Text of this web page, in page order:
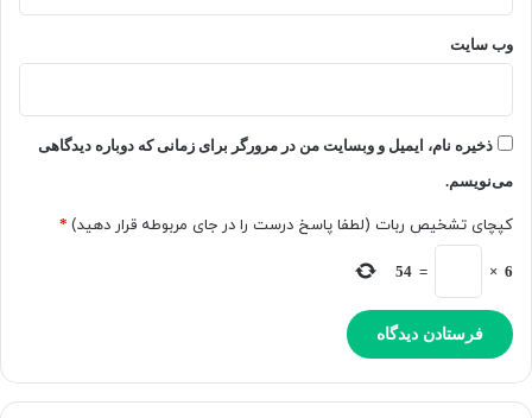
م
ش
ه
و
م
ن
ع
ی
ت
ح
ا
ی
ب
ی
ی
ن
وب‌ سایت
ذخیره نام، ایمیل و وبسایت من در مرورگر برای زمانی که دوباره دیدگاهی
می‌نویسم.
کپچای تشخیص ربات (لطفا پاسخ درست را در جای مربوطه قرار دهید) *
6
×
=
54